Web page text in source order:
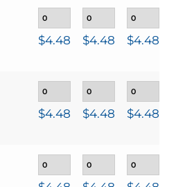
$4.48 $4.48 $4.48
$4.48 $4.48 $4.48